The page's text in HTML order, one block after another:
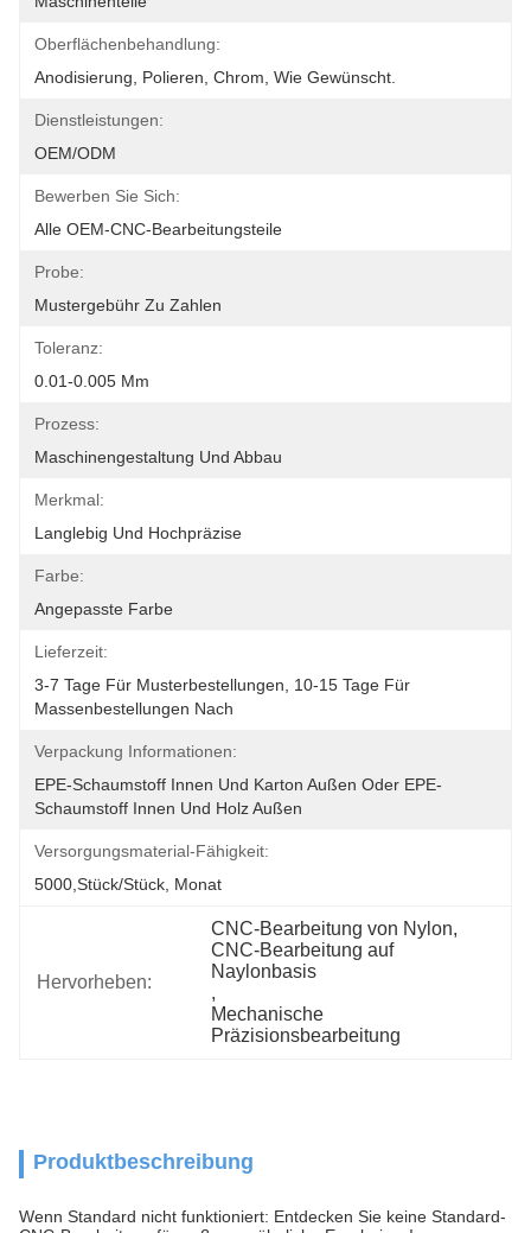
Oberflächenbehandlung:
Anodisierung, Polieren, Chrom, Wie Gewünscht.
Dienstleistungen:
OEM/ODM
Bewerben Sie Sich:
Alle OEM-CNC-Bearbeitungsteile
Probe:
Mustergebühr Zu Zahlen
Toleranz:
0.01-0.005 Mm
Prozess:
Maschinengestaltung Und Abbau
Merkmal:
Langlebig Und Hochpräzise
Farbe:
Angepasste Farbe
Lieferzeit:
3-7 Tage Für Musterbestellungen, 10-15 Tage Für
Massenbestellungen Nach
Verpackung Informationen:
EPE-Schaumstoff Innen Und Karton Außen Oder EPE-
Schaumstoff Innen Und Holz Außen
Versorgungsmaterial-Fähigkeit:
5000,Stück/Stück, Monat
Hervorheben:
CNC-Bearbeitung von Nylon,
CNC-Bearbeitung auf
Naylonbasis
,
Mechanische
Präzisionsbearbeitung
Produktbeschreibung
Wenn Standard nicht funktioniert: Entdecken Sie keine Standard-